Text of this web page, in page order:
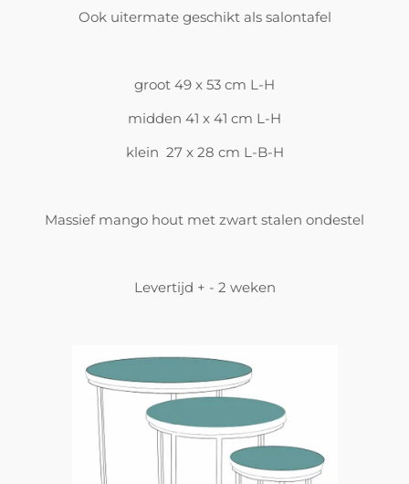
Ook uitermate geschikt als salontafel
groot 49 x 53 cm L-H
midden 41 x 41 cm L-H
klein 27 x 28 cm L-B-H
Massief mango hout met zwart stalen ondestel
Levertijd + - 2 weken